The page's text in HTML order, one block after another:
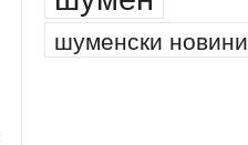
шуменски новини